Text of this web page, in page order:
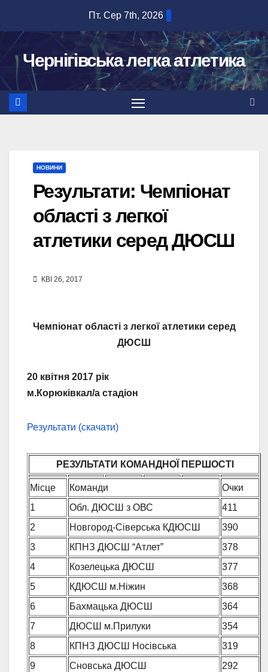
вмісту
Пт. Сер 7th, 2026
Чернігівська легка атлетика
НОВИНИ
Результати: Чемпіонат
області з легкої
атлетики серед ДЮСШ
КВІ 26, 2017
Чемпіонат області з легкої атлетики серед
ДЮСШ
20 квітня 2017 рік
м.Корюківкал/а стадіон
Результати (скачати)
РЕЗУЛЬТАТИ КОМАНДНОЇ ПЕРШОСТІ
Місце Команди
Очки
1
Обл. ДЮСШ з ОВС
411
2
Новгород-Сіверська КДЮСШ
390
3
КПНЗ ДЮСШ “Атлет”
378
4
Козелецька ДЮСШ
377
5
КДЮСШ м.Ніжин
368
6
Бахмацька ДЮСШ
364
7
ДЮСШ м.Прилуки
354
8
КПНЗ ДЮСШ Носівська
319
9
Сновська ДЮСШ
292